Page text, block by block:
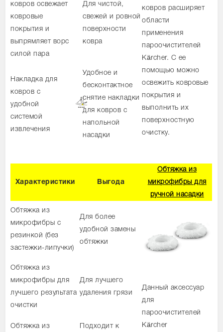
ковров расширяет
области
применения
пароочистителей
Kärcher. С ее
помощью можно
освежить ковровые
покрытия и
выполнить их
поверхностную
очистку.
ковров освежает
ковровые
покрытия и
выпрямляет ворс
силой пара
Для чистой,
свежей и ровной
поверхности
ковра
Накладка для
ковров с
удобной
системой
извлечения
Удобное и
бесконтактное
снятие накладки
для ковров с
напольной
насадки
Характеристики Выгода
Обтяжка из
микрофибры для
ручной насадки
Обтяжка из
микрофибры с
резинкой (без
застежки-липучки)
Для более
удобной замены
обтяжки
Данный аксессуар
для
пароочистителей
Kärcher
Обтяжка из
микрофибры для
лучшего результата
очистки
Для лучшего
удаления грязи
Обтяжка из
Подходит к